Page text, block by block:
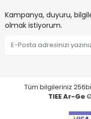
Kampanya, duyuru,
olmak istiyorum.
Tüm bilgileriniz
TIEE Ar-Ge